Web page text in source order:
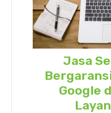
Jasa
Google